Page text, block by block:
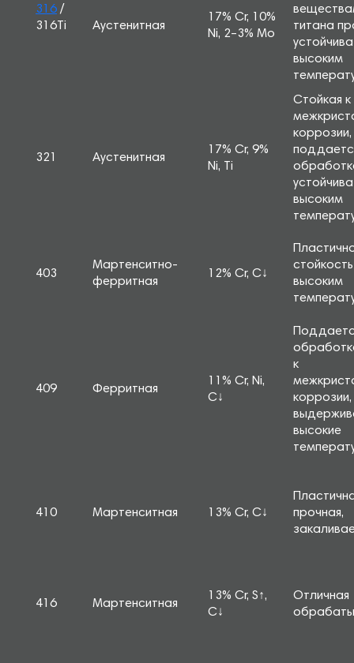
316 /
316Ti
Аустенитная
17% Cr, 10%
Ni, 2–3% Mo
титана
высоким
321 Аустенитная
17% Cr, 9%
Ni, Ti
Стойкая к
коррозии,
высоким
403
Мартенситно-
ферритная
12% Cr, C↓
высоким
409 Ферритная
11% Cr, Ni,
C↓
к
коррозии,
высокие
410 Мартенситная 13% Cr, C↓
прочная,
416 Мартенситная
13% Cr, S↑,
C↓
Отличная